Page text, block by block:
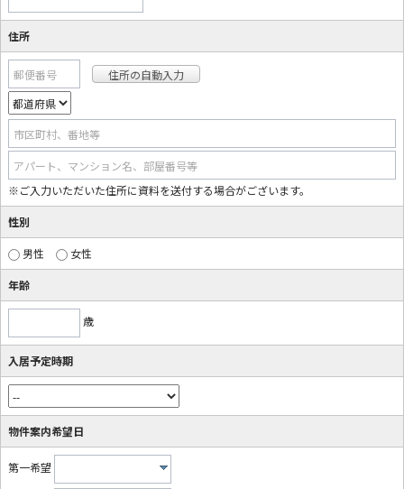
住所
郵便番号
市区町村、番地等
アパート、マンション名、部屋番号等
※ご入力いただいた住所に資料を送付する場合がございます。
性別
男性 女性
年齢
歳
入居予定時期
物件案内希望日
第一希望